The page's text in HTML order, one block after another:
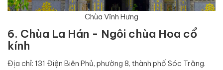
Chùa Vĩnh Hưng
6. Chùa La Hán - Ngôi chùa Hoa cổ
kính
Địa chỉ: 131 Điện Biên Phủ, phường 8, thành phố Sóc Trăng.